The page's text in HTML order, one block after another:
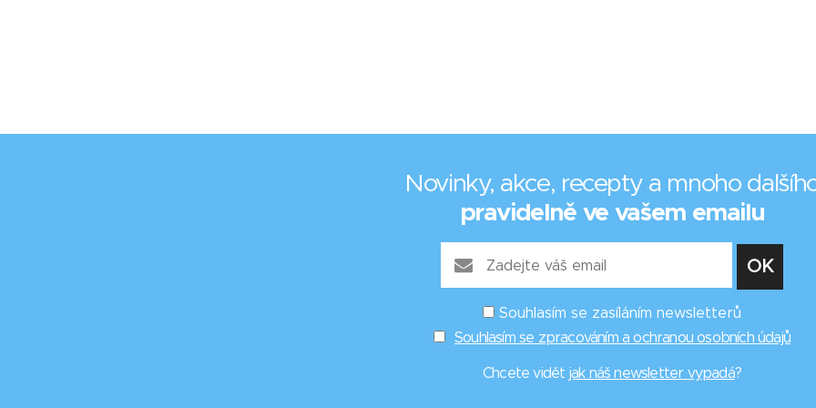
Novinky, akce, recepty a mnoho
pravidelně ve vašem emailu
Souhlasím se zasíláním newsletterů
Souhlasím se zpracováním a ochranou osobních údajů
Chcete vidět jak náš newsletter vypadá?